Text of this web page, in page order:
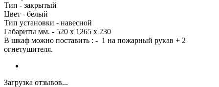
Тип - закрытый
Цвет - белый
Тип установки - навесной
Габариты мм. - 520 х 1265 х 230
В шкаф можно поставить : - 1 на пожарный рукав + 2
огнетушителя.
Загрузка отзывов...